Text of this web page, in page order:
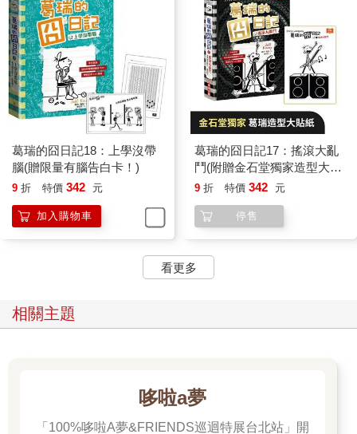
書中的英文非常口語且平凡真實，這樣的英文翻起來既親切又很
有挑戰性。翻譯時，我最大的希望就是能不只譯文字，也要讓譯
文傳達出原文文字中直接給英文讀者的感受。特別因為這套書輕
鬆詼諧，譯文上更要能架構出對的氛圍。舉例來說，整套書中提
到過幾次葛瑞痛恨的一個遊戲Cheese Touch，意思就是誰被這代
表cheese 的「鬼」碰到了，那個人就會變成下一個人人避之唯恐
不及的「鬼」，類似中文的「抓鬼」遊戲，所以為了讓讀者能心
神領會這種被抓到的恐慌，我把cheese touch 翻成「起司抓
人」，賦予它更多的動作感與喜感。
懂得笑是一項重要的人生功課。藉由翻譯這套書，希望所有「葛
笑看人生成敗，我相信這樣我們便能教育出更愛閱讀，也更豁達
媽媽看囧葛瑞
親子教養專家 王麗芳
能藉由閱讀葛瑞的思緒，建構自己的心理語言。
這套書也適合大人閱讀。每個家長多少曾經困惑過：「為何孩子
葛瑞的囧日記18：上學沒帶
腦(贈限量有腦告白卡！)
9 折 特價 342 元
加入購物車
葛瑞的囧日記17：搖滾大亂
鬥(附贈金石堂獨家造型大貼
紙)
9 折 特價 342 元
停售
看更多
相關主題
哆啦a夢
「100%哆啦A夢&FRIENDS巡迴特展台北站」開